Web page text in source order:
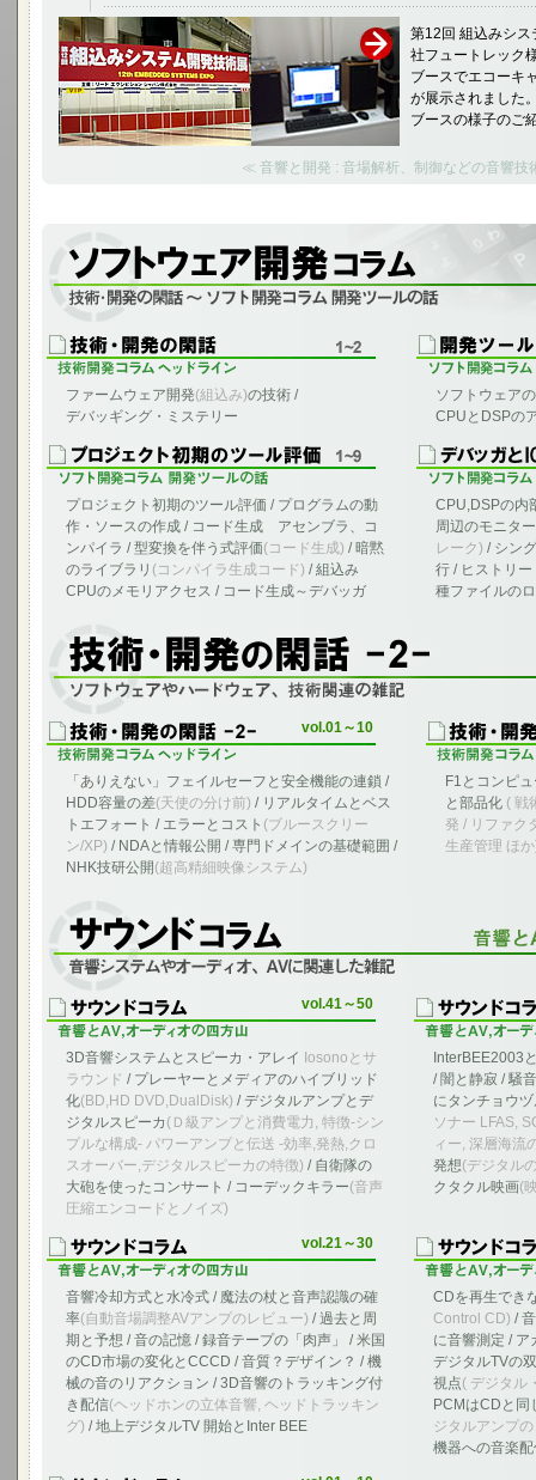
第12回 組込みシス
社フュートレック
ブースでエコーキ
が展示されました
ブースの様子のご
≪ 音響と開発 : 音場解析、制御などの音響
ソフトウェア開発、とツールに関する雑記
ファームウェア開発(組込み)の技術 /
デバッギング・ミステリー
ソフトウェア
CPUとDSPの
プロジェクト初期のツール評価 / プログラムの動
作・ソースの作成 / コード生成 アセンブラ、コ
ンパイラ / 型変換を伴う式評価(コード生成) / 暗黙
のライブラリ (コンパイラ生成コード) / 組込み
CPUのメモリアクセス / コード生成～デバッガ
CPU,DSPの内
周辺のモニター
レーク) / シン
行 / ヒストリ
種ファイルの
ソフトウェア、ハードウェア、技術に関する雑記
vol.01～10
「ありえない」フェイルセーフと安全機能の連鎖 /
HDD容量の差(天使の分け前) / リアルタイムとベス
トエフォート / エラーとコスト (ブルースクリー
ン/XP) / NDAと情報公開 / 専門ドメインの基礎範囲 /
NHK技研公開 (超高精細映像システム)
F1とコンピ
と部品化 ( 戦
発 / リファク
生産管理 ほ
音響システムやオーディオ、AVに関連した雑記
vol.41～50
3D音響システムとスピーカ・アレイ Iosonoとサ
ラウンド / プレーヤーとメディアのハイブリッド
化(BD,HD DVD,DualDisk) / デジタルアンプとデ
ジタルスピーカ (Ｄ級アンプと消費電力, 特徴-シン
プルな構成- パワーアンプと伝送 -効率,発熱,クロ
スオーバー,デジタルスピーカの特徴) / 自衛隊の
大砲を使ったコンサート / コーデックキラー(音声
圧縮エンコードとノイズ)
InterBEE2003
/ 闇と静寂 / 騒
にタンチョウ
ソナー LFAS,
ィー, 深層海流
発想(デジタル
クタクル映画(
vol.21～30
音響冷却方式と水冷式 / 魔法の杖と音声認識の確
率(自動音場調整AVアンプのレビュー) / 過去と周
期と予想 / 音の記憶 / 録音テープの「肉声」 / 米国
のCD市場の変化とCCCD / 音質？デザイン？ / 機
械の音のリアクション / 3D音響のトラッキング付
き配信(ヘッドホンの立体音響, ヘッドトラッキン
グ) / 地上デジタルTV 開始とInter BEE
CDを再生でき
Control CD) /
に音響測定 / ア
デジタルTVの
視点( デジタル
PCMはCDと同
ジタルアンプ
機器への音楽